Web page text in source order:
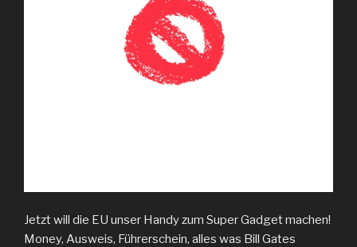
Jetzt will die EU unser Handy zum Super Gadget machen!
Money, Ausweis, Führerschein, alles was Bill Gates